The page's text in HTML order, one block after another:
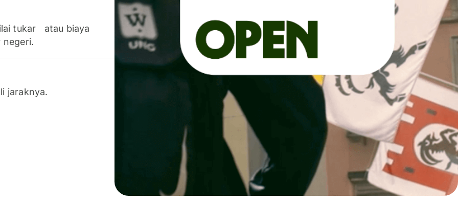
tukar atau biaya
negeri.
jaraknya.